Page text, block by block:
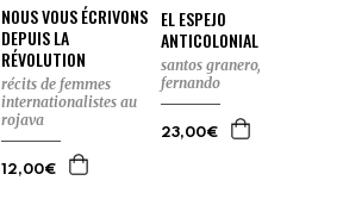
NOUS VOUS ÉCRIVONS
DEPUIS LA
RÉVOLUTION
récits de femmes
internationalistes au
rojava
12,00€
EL ESPEJO
ANTICOLONIAL
santos granero,
fernando
23,00€